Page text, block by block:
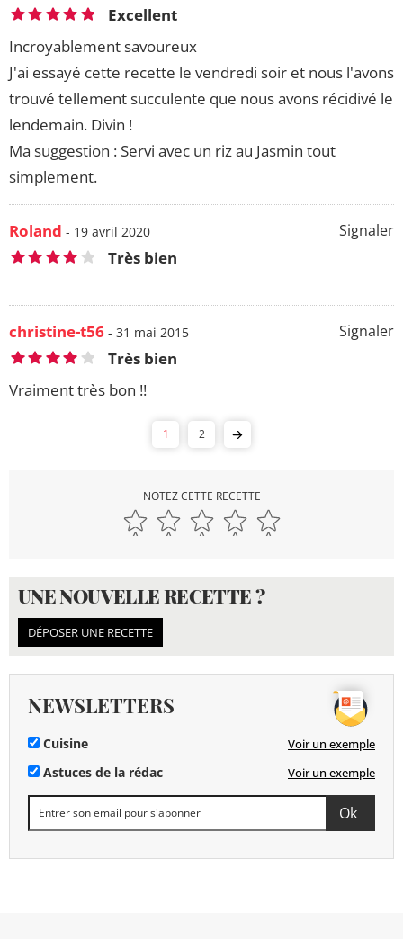
Excellent
Incroyablement savoureux
J'ai essayé cette recette le vendredi soir et nous l'avons
trouvé tellement succulente que nous avons récidivé le
lendemain. Divin !
Ma suggestion : Servi avec un riz au Jasmin tout
simplement.
Signaler
Roland - 19 avril 2020
Très bien
Signaler
christine-t56 - 31 mai 2015
Très bien
Vraiment très bon !!
1 2
NOTEZ CETTE RECETTE
UNE NOUVELLE RECETTE ?
DÉPOSER UNE RECETTE
NEWSLETTERS
Cuisine Voir un exemple
Astuces de la rédac Voir un exemple